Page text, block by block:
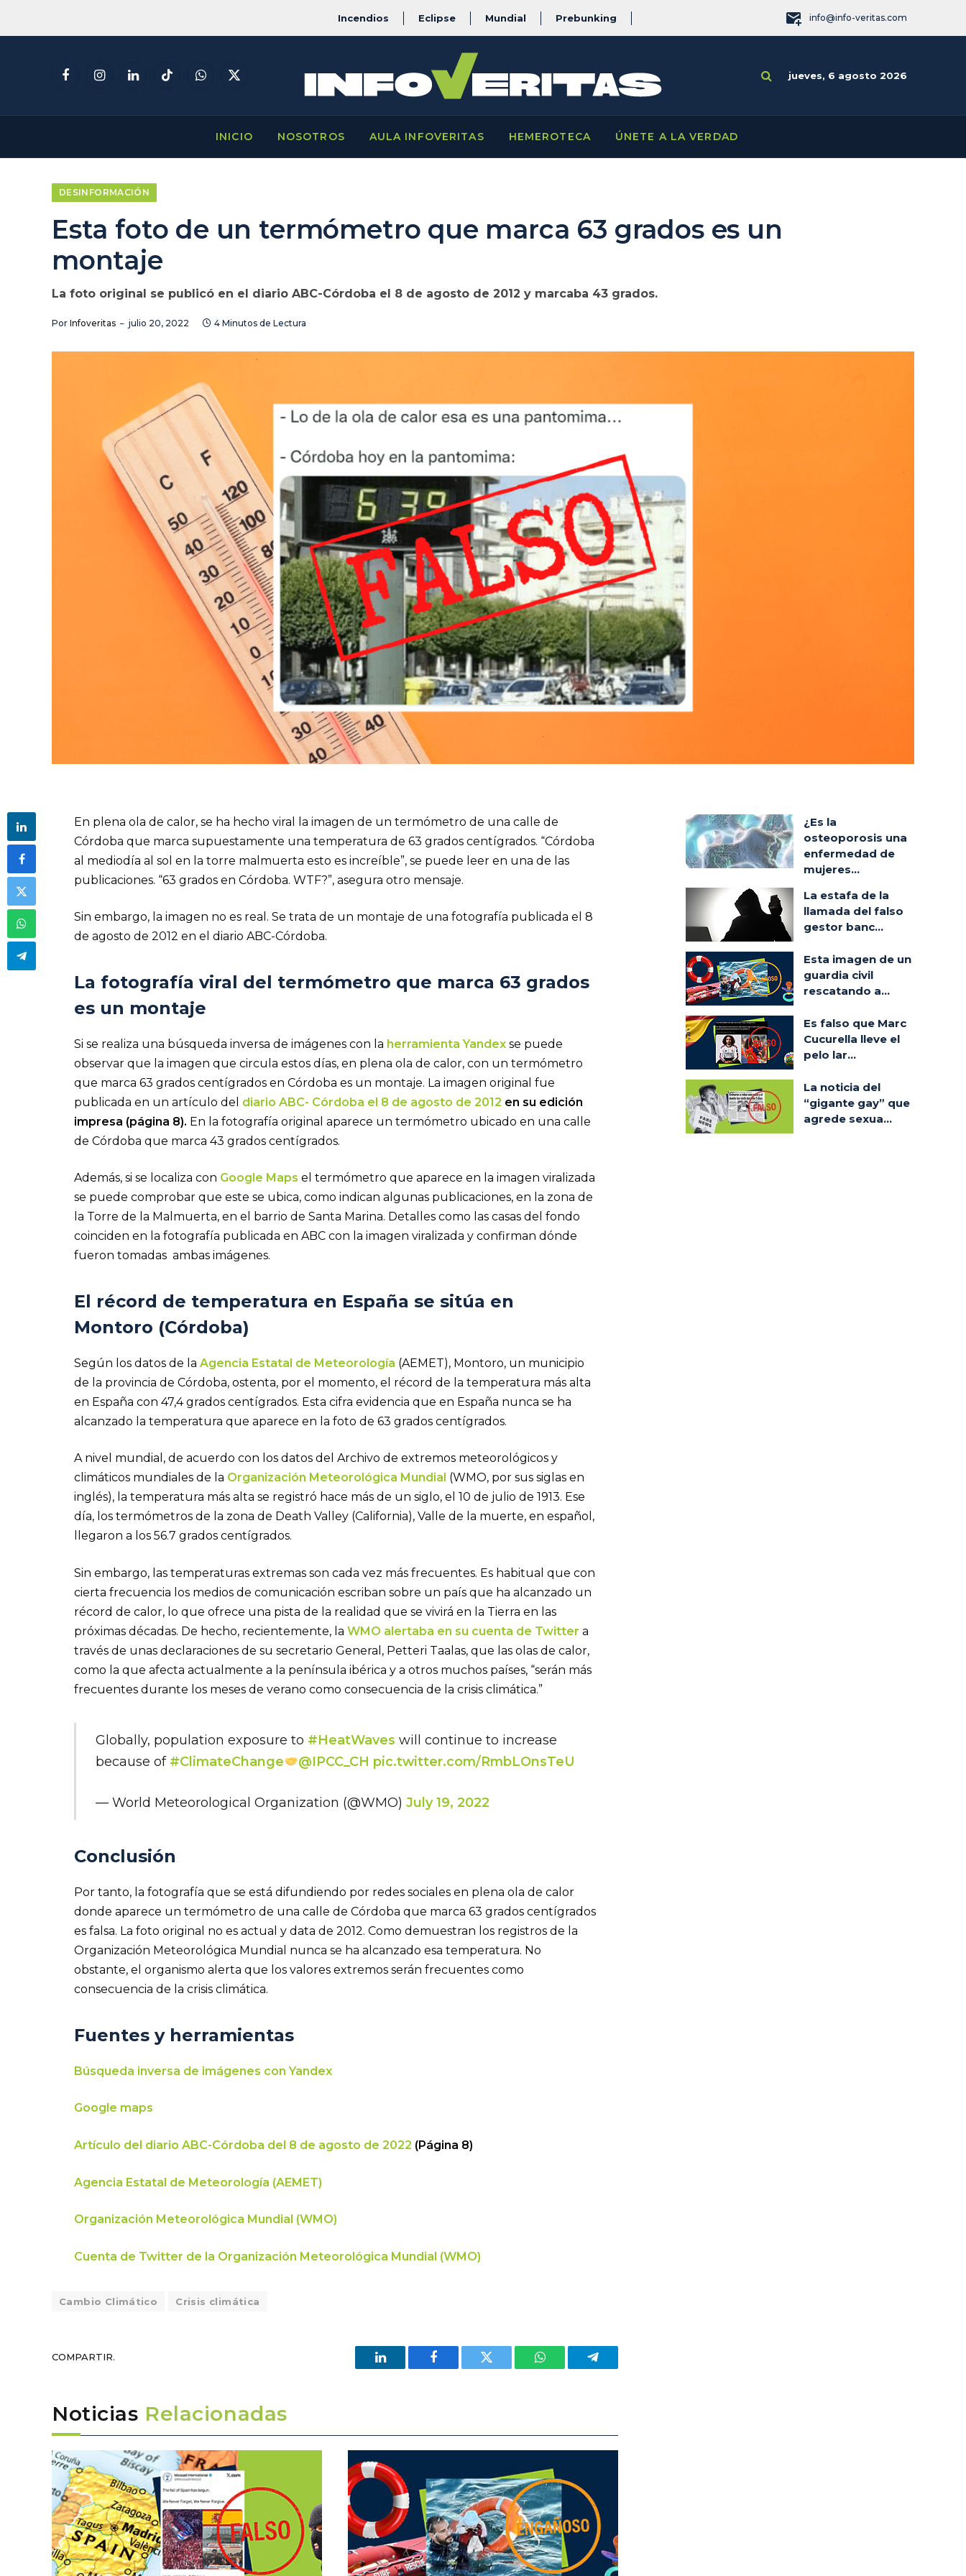
Incendios Eclipse Mundial Prebunking info@info-veritas.com
FacebookInstagramLinkedInTikTokWhatsApp
X
jueves, 6 agosto 2026
INICIO NOSOTROS AULA INFOVERITAS HEMEROTECA ÚNETE A LA VERDAD
DESINFORMACIÓN
Esta foto de un termómetro que marca 63 grados es un
montaje
La foto original se publicó en el diario ABC-Córdoba el 8 de agosto de 2012 y marcaba 43 grados.
Por Infoveritas julio 20, 2022 4 Minutos de Lectura
En plena ola de calor, se ha hecho viral la imagen de un termómetro de una calle de
Córdoba que marca supuestamente una temperatura de 63 grados centígrados. “Córdoba
al mediodía al sol en la torre malmuerta esto es increíble”, se puede leer en una de las
publicaciones. “63 grados en Córdoba. WTF?”, asegura otro mensaje.
Sin embargo, la imagen no es real. Se trata de un montaje de una fotografía publicada el 8
de agosto de 2012 en el diario ABC-Córdoba.
La fotografía viral del termómetro que marca 63 grados
es un montaje
Si se realiza una búsqueda inversa de imágenes con la herramienta Yandex se puede
observar que la imagen que circula estos días, en plena ola de calor, con un termómetro
que marca 63 grados centígrados en Córdoba es un montaje. La imagen original fue
publicada en un artículo del diario ABC- Córdoba el 8 de agosto de 2012 en su edición
impresa (página 8). En la fotografía original aparece un termómetro ubicado en una calle
de Córdoba que marca 43 grados centígrados.
Además, si se localiza con Google Maps el termómetro que aparece en la imagen viralizada
se puede comprobar que este se ubica, como indican algunas publicaciones, en la zona de
la Torre de la Malmuerta, en el barrio de Santa Marina. Detalles como las casas del fondo
coinciden en la fotografía publicada en ABC con la imagen viralizada y confirman dónde
fueron tomadas ambas imágenes.
El récord de temperatura en España se sitúa en
Montoro (Córdoba)
Según los datos de la Agencia Estatal de Meteorología (AEMET), Montoro, un municipio
de la provincia de Córdoba, ostenta, por el momento, el récord de la temperatura más alta
en España con 47,4 grados centígrados. Esta cifra evidencia que en España nunca se ha
alcanzado la temperatura que aparece en la foto de 63 grados centígrados.
A nivel mundial, de acuerdo con los datos del Archivo de extremos meteorológicos y
climáticos mundiales de la Organización Meteorológica Mundial (WMO, por sus siglas en
inglés), la temperatura más alta se registró hace más de un siglo, el 10 de julio de 1913. Ese
día, los termómetros de la zona de Death Valley (California), Valle de la muerte, en español,
llegaron a los 56.7 grados centígrados.
Sin embargo, las temperaturas extremas son cada vez más frecuentes. Es habitual que con
cierta frecuencia los medios de comunicación escriban sobre un país que ha alcanzado un
récord de calor, lo que ofrece una pista de la realidad que se vivirá en la Tierra en las
próximas décadas. De hecho, recientemente, la WMO alertaba en su cuenta de Twitter a
través de unas declaraciones de su secretario General, Petteri Taalas, que las olas de calor,
como la que afecta actualmente a la península ibérica y a otros muchos países, “serán más
frecuentes durante los meses de verano como consecuencia de la crisis climática.”
Globally, population exposure to #HeatWaves will continue to increase
because of #ClimateChange @IPCC_CH pic.twitter.com/RmbLOnsTeU
— World Meteorological Organization (@WMO) July 19, 2022
Conclusión
Por tanto, la fotografía que se está difundiendo por redes sociales en plena ola de calor
donde aparece un termómetro de una calle de Córdoba que marca 63 grados centígrados
es falsa. La foto original no es actual y data de 2012. Como demuestran los registros de la
Organización Meteorológica Mundial nunca se ha alcanzado esa temperatura. No
obstante, el organismo alerta que los valores extremos serán frecuentes como
consecuencia de la crisis climática.
Fuentes y herramientas
Búsqueda inversa de imágenes con Yandex
Google maps
Artículo del diario ABC-Córdoba del 8 de agosto de 2022 (Página 8)
Agencia Estatal de Meteorología (AEMET)
Organización Meteorológica Mundial (WMO)
Cuenta de Twitter de la Organización Meteorológica Mundial (WMO)
Cambio Climático Crisis climática
COMPARTIR.
LinkedIn Facebook Twitter WhatsAppTelegrama
Noticias Relacionadas
¿Es la
osteoporosis una
enfermedad de
mujeres...
La estafa de la
llamada del falso
gestor banc...
Esta imagen de un
guardia civil
rescatando a...
Es falso que Marc
Cucurella lleve el
pelo lar...
La noticia del
“gigante gay” que
agrede sexua...